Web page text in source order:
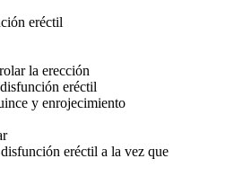
eréctil
la erección
eréctil
y enrojecimiento
eréctil a la vez que